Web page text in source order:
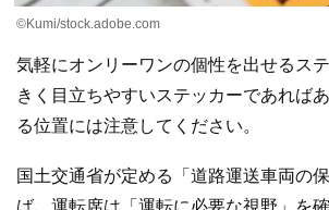
©Kumi/stock.adobe.com
気軽にオンリーワンの個性を出せるス
きく目立ちやすいステッカーであれば
る位置には注意してください。
国土交通省が定める「道路運送車両の
ば、運転席は「運転に必要な視野」を